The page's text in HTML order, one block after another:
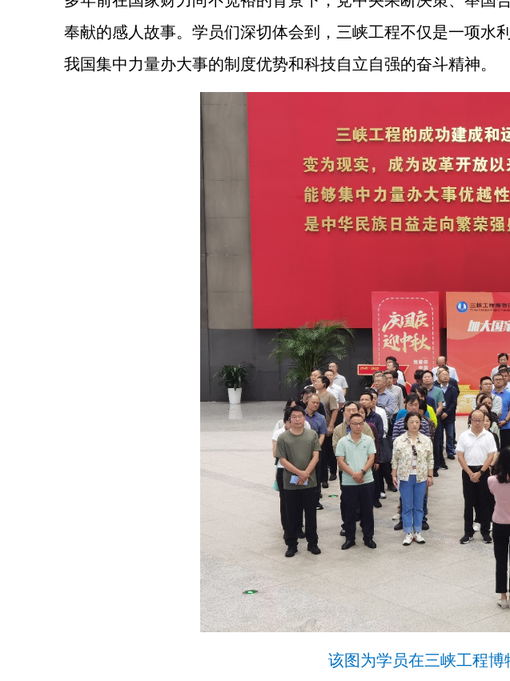
奉献的感人故事。学员们深切体会到，三峡工程不仅是一项水
我国集中力量办大事的制度优势和科技自立自强的奋斗精神。
该图为学员在三峡工程